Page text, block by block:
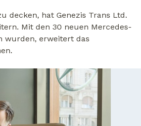
decken, hat Genezis Trans Ltd.
Mit den 30 neuen Mercedes-
wurden, erweitert das